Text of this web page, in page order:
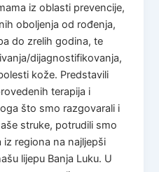
iz oblasti prevencije,
oboljenja od rođenja,
do zrelih godina, te
dijagnostifikovanja,
kože. Predstavili
terapija i
što smo razgovarali i
struke, potrudili smo
regiona na najljepši
lijepu Banja Luku. U